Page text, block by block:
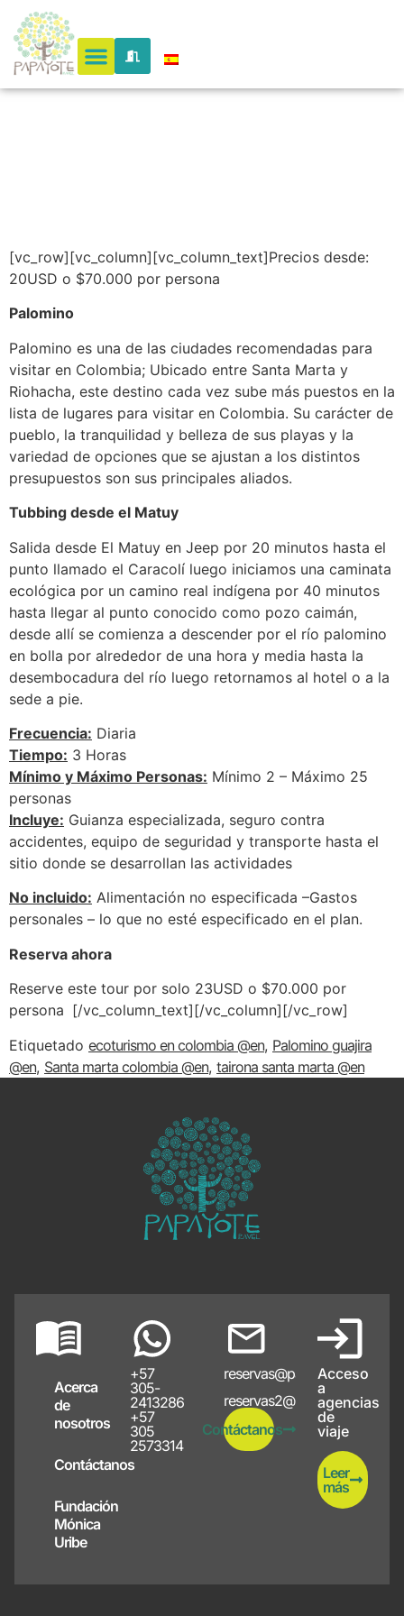
desde el
[vc_row][vc_column][vc_column_text]Precios desde:
20USD o $70.000 por persona
Palomino
Palomino es una de las ciudades recomendadas para
visitar en Colombia; Ubicado entre Santa Marta y
Riohacha, este destino cada vez sube más puestos en la
lista de lugares para visitar en Colombia. Su carácter de
pueblo, la tranquilidad y belleza de sus playas y la
variedad de opciones que se ajustan a los distintos
presupuestos son sus principales aliados.
Tubbing desde el Matuy
Salida desde El Matuy en Jeep por 20 minutos hasta el
punto llamado el Caracolí luego iniciamos una caminata
ecológica por un camino real indígena por 40 minutos
hasta llegar al punto conocido como pozo caimán,
desde allí se comienza a descender por el río palomino
en bolla por alrededor de una hora y media hasta la
desembocadura del río luego retornamos al hotel o a la
sede a pie.
Frecuencia: Diaria
Tiempo: 3 Horas
Mínimo y Máximo Personas: Mínimo 2 – Máximo 25
personas
Incluye: Guianza especializada, seguro contra
accidentes, equipo de seguridad y transporte hasta el
sitio donde se desarrollan las actividades
No incluido: Alimentación no especificada –Gastos
personales – lo que no esté especificado en el plan.
Reserva ahora
Reserve este tour por solo 23USD o $70.000 por
persona [/vc_column_text][/vc_column][/vc_row]
Etiquetado ecoturismo en colombia @en, Palomino guajira
@en, Santa marta colombia @en, tairona santa marta @en
Acerca
de
nosotros
Contáctanos
Fundación
Mónica
Uribe
+57
305-
2413286
+57
305
2573314
reservas@papayote.com
reservas2@papayote.com
Contáctanos
Acceso
a
agencias
de
viaje
Leer
más